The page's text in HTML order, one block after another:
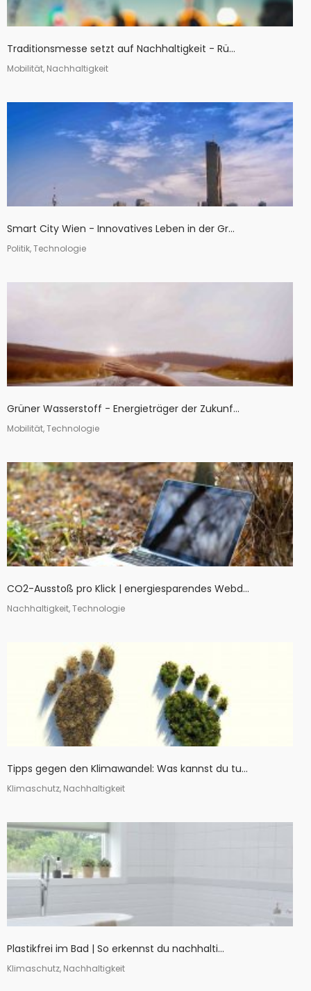
Traditionsmesse setzt auf Nachhaltigkeit - Rü...
Mobilität, Nachhaltigkeit
Smart City Wien - Innovatives Leben in der Gr...
Politik, Technologie
Grüner Wasserstoff - Energieträger der Zukunf...
Mobilität, Technologie
CO2-Ausstoß pro Klick | energiesparendes Webd...
Nachhaltigkeit, Technologie
Tipps gegen den Klimawandel: Was kannst du tu...
Klimaschutz, Nachhaltigkeit
Plastikfrei im Bad | So erkennst du nachhalti...
Klimaschutz, Nachhaltigkeit